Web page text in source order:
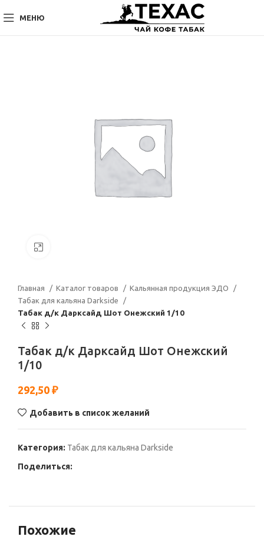
МЕНЮ
Главная Каталог товаров
Кальянная продукция ЭДО
Табак для кальяна Darkside
Табак д/к Дарксайд Шот Онежский 1/10
Табак д/к Дарксайд Шот Онежский
1/10
292,50 ₽
Добавить в список желаний
Категория: Табак для кальяна Darkside
Поделиться:
Похожие